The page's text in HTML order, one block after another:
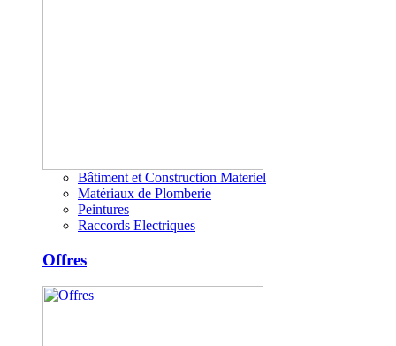
Bâtiment et Construction Materiel
Matériaux de Plomberie
Peintures
Raccords Electriques
Offres